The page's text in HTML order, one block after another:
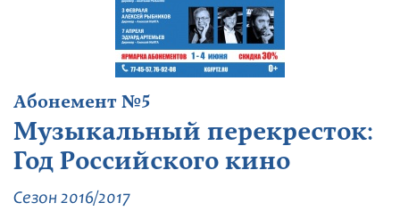
Абонемент №5
Музыкальный перекресток:
Год Российского кино
Сезон 2016/2017